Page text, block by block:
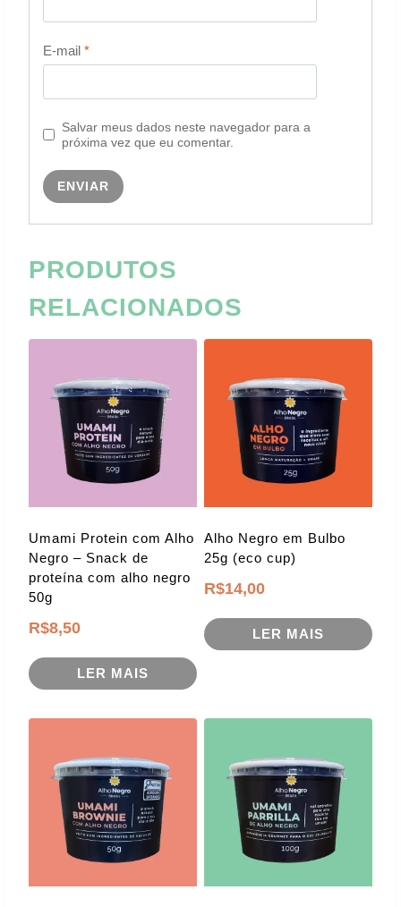
E-mail *
Salvar meus dados neste navegador para a
próxima vez que eu comentar.
PRODUTOS
RELACIONADOS
Umami Protein com Alho
Negro – Snack de
proteína com alho negro
50g
R$8,50
LER MAIS
Alho Negro em Bulbo
25g (eco cup)
R$14,00
LER MAIS